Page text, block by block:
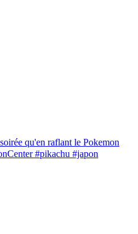
qu'en raflant le Pokemon
#pikachu #japon